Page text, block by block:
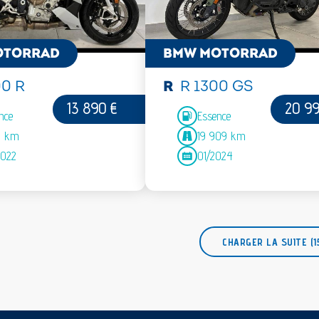
R
km
13 890 €
BMW MOTORRAD
R R 1300 GS
Essence
19 909 km
01/2024
20
CHARGER LA SUITE